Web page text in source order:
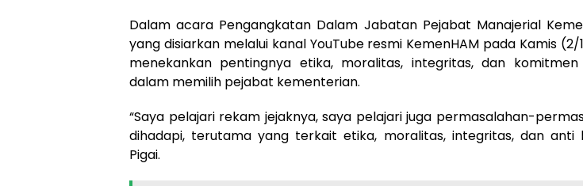
Dalam acara Pengangkatan Dalam Jabatan Pejabat Manajerial
yang disiarkan melalui kanal YouTube resmi KemenHAM pada Kamis (2/
menekankan pentingnya etika, moralitas, integritas, dan
dalam memilih pejabat kementerian.
“Saya pelajari rekam jejaknya, saya pelajari juga permasalahan-
dihadapi, terutama yang terkait etika, moralitas, integritas, dan anti
Pigai.